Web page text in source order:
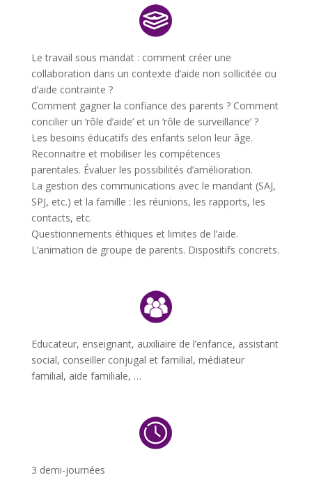
Le travail sous mandat : comment créer une
collaboration dans un contexte d’aide non sollicitée ou
d’aide contrainte ?
Comment gagner la confiance des parents ? Comment
concilier un ‘rôle d’aide’ et un ‘rôle de surveillance’ ?
Les besoins éducatifs des enfants selon leur âge.
Reconnaitre et mobiliser les compétences
parentales. Évaluer les possibilités d’amélioration.
La gestion des communications avec le mandant (SAJ,
SPJ, etc.) et la famille : les réunions, les rapports, les
contacts, etc.
Questionnements éthiques et limites de l’aide.
L’animation de groupe de parents. Dispositifs concrets.
Educateur, enseignant, auxiliaire de l’enfance, assistant
social, conseiller conjugal et familial, médiateur
familial, aide familiale, …
3 demi-journées